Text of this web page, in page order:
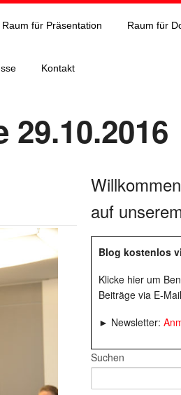
Raum für Präsentation Raum für
Kontakt
29.10.2016
Willkommen
auf
Blog kostenlos
Klicke hier um
Beiträge via E-
► Newsletter:
Suchen